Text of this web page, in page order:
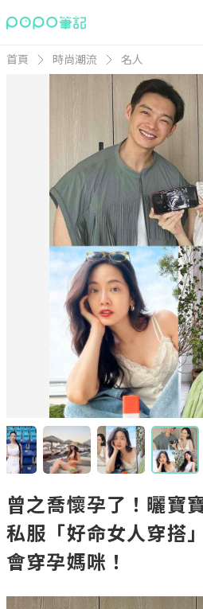
首頁 時尚潮流 名人
曾之喬懷孕了！曬寶
私服「好命女人穿搭
會穿孕媽咪！